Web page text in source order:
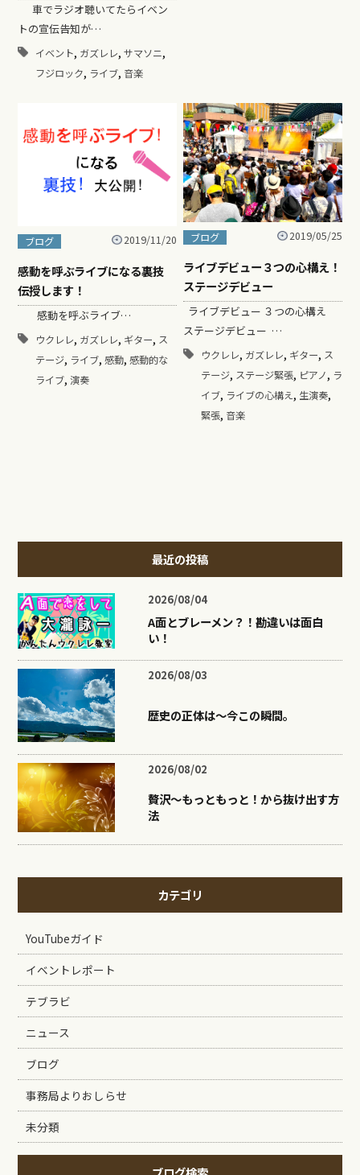
車でラジオ聴いてたらイベン
トの宣伝告知が…
イベント, ガズレレ, サマソニ,
フジロック, ライブ, 音楽
ブログ 2019/11/20
感動を呼ぶライブになる裏技
伝授します！
感動を呼ぶライブ…
ウクレレ, ガズレレ, ギター, ス
テージ, ライブ, 感動, 感動的な
ライブ, 演奏
ブログ 2019/05/25
ライブデビュー３つの心構え！
ステージデビュー
ライブデビュー ３つの心構え
ステージデビュー …
ウクレレ, ガズレレ, ギター, ス
テージ, ステージ緊張, ピアノ, ラ
イブ, ライブの心構え, 生演奏,
緊張, 音楽
最近の投稿
2026/08/04
A面とブレーメン？！勘違いは面白
い！
2026/08/03
歴史の正体は〜今この瞬間。
2026/08/02
贅沢〜もっともっと！から抜け出す方
法
カテゴリ
YouTubeガイド
イベントレポート
テブラビ
ニュース
ブログ
事務局よりおしらせ
未分類